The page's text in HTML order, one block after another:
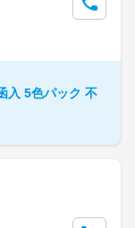
入 5色パック 不